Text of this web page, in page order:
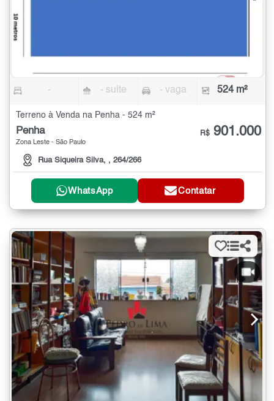
- - suíte - vaga 524 m²
Terreno à Venda na Penha - 524 m²
Penha
Zona Leste - São Paulo
Rua Siqueira Silva, , 264/266
R$ 901.000
WhatsApp Contatar